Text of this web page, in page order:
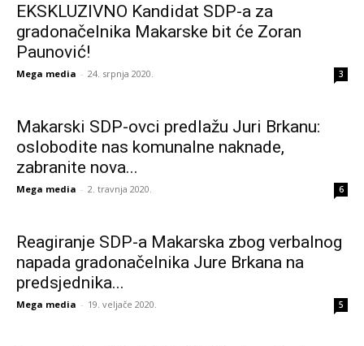
EKSKLUZIVNO Kandidat SDP-a za
gradonačelnika Makarske bit će Zoran
Paunović!
Mega media - 24. srpnja 2020. 3
Makarski SDP-ovci predlažu Juri Brkanu:
oslobodite nas komunalne naknade,
zabranite nova...
Mega media - 2. travnja 2020. 6
Reagiranje SDP-a Makarska zbog verbalnog
napada gradonačelnika Jure Brkana na
predsjednika...
Mega media - 19. veljače 2020. 5